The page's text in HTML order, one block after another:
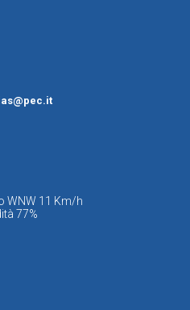
WNW 11 Km/h
77%